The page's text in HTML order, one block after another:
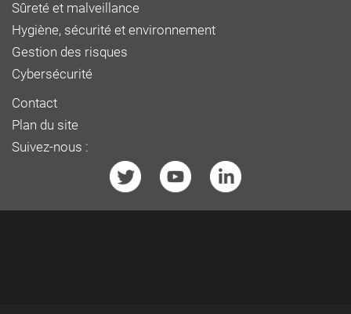
Sûreté et malveillance
Hygiène, sécurité et environnement
Gestion des risques
Cybersécurité
Contact
Plan du site
Suivez-nous :